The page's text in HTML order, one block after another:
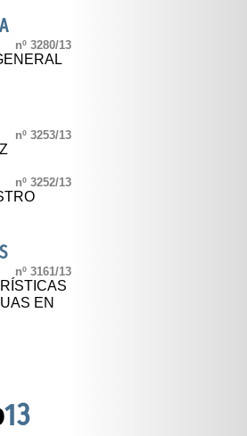
nº 3280/13
nº 3253/13
nº 3252/13
nº 3161/13
EN
13